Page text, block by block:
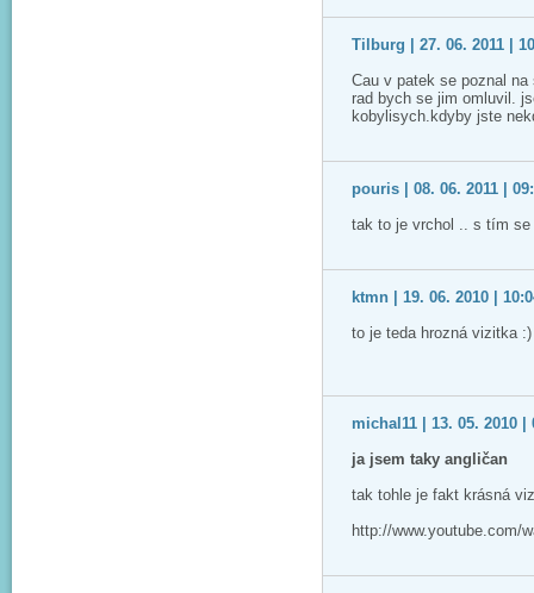
Tilburg | 27. 06. 2011 |
Cau v patek se poznal
rad bych se jim omluvil.
kobylisych.kdyby jste
pouris | 08. 06. 2011 |
tak to je vrchol .. s tím se
ktmn | 19. 06. 2010 |
to je teda hrozná vizitka :)
michal11 | 13. 05. 2010 |
ja jsem taky angličan
tak tohle je fakt krásná
http://www.youtube.com/